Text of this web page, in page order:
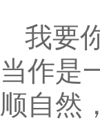
我要
当作是
顺自然